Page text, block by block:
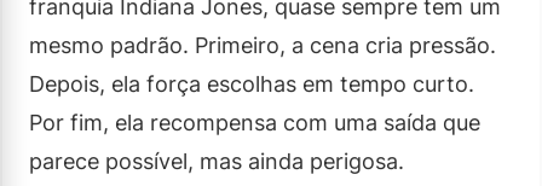
franquia Indiana Jones, quase sempre tem um
mesmo padrão. Primeiro, a cena cria pressão.
Depois, ela força escolhas em tempo curto.
Por fim, ela recompensa com uma saída que
parece possível, mas ainda perigosa.